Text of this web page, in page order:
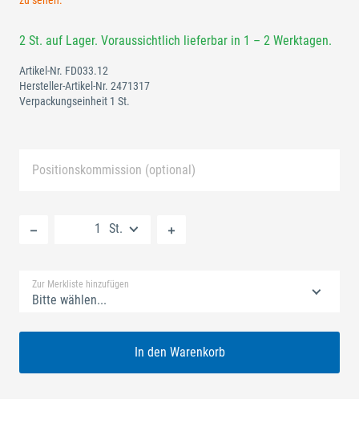
2 St. auf Lager. Voraussichtlich lieferbar in 1 – 2 Werktagen.
Artikel-Nr. FD033.12
Hersteller-Artikel-Nr. 2471317
Verpackungseinheit 1 St.
Positionskommission (optional)
St.
Zur Merkliste hinzufügen
Bitte wählen...
In den Warenkorb